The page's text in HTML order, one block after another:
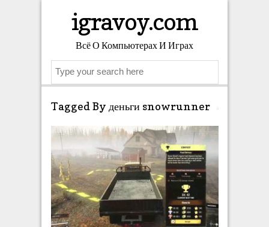
igravoy.com
Всё О Компьютерах И Играх
Tagged By деньги snowrunner